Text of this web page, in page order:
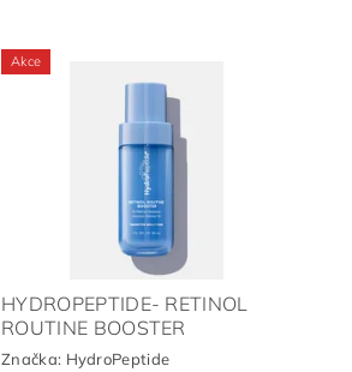
Akce
HYDROPEPTIDE- RETINOL
ROUTINE BOOSTER
Značka: HydroPeptide